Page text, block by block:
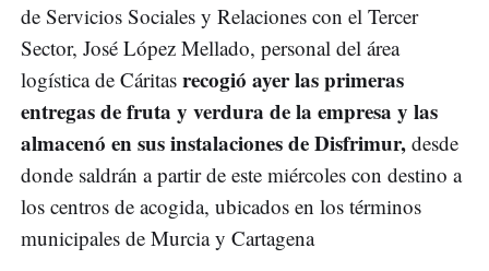
de Servicios Sociales y Relaciones con el Tercer
Sector, José López Mellado, personal del área
logística de Cáritas recogió ayer las primeras
entregas de fruta y verdura de la empresa y las
almacenó en sus instalaciones de Disfrimur, desde
donde saldrán a partir de este miércoles con destino a
los centros de acogida, ubicados en los términos
municipales de Murcia y Cartagena